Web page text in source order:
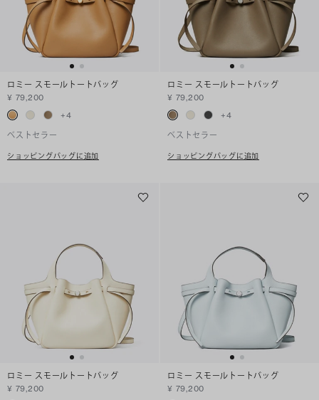
ロミー スモールトートバッグ
¥ 79,200
+4
ベストセラー
ショッピングバッグに追加
ロミー スモールトートバッグ
¥ 79,200
+4
ベストセラー
ショッピングバッグに追加
ロミー スモールトートバッグ
¥ 79,200
ロミー スモールトートバッグ
¥ 79,200